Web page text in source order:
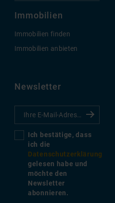
Immobilien
Immobilien finden
Immobilien anbieten
Newsletter
Ich bestätige, dass
ich die
Datenschutzerklärung
gelesen habe und
möchte den
Newsletter
abonnieren.